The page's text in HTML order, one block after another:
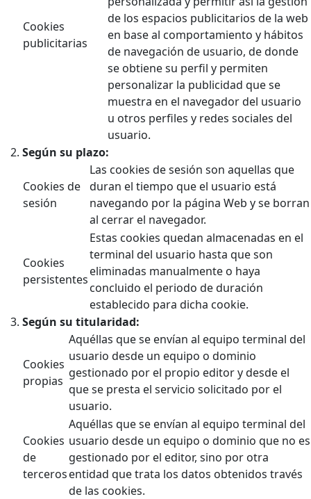
Cookies
publicitarias
de los espacios publicitarios de la web
en base al comportamiento y hábitos
de navegación de usuario, de donde
se obtiene su perfil y permiten
personalizar la publicidad que se
muestra en el navegador del usuario
u otros perfiles y redes sociales del
usuario.
Según su plazo:
Cookies de
sesión
Las cookies de sesión son aquellas que
duran el tiempo que el usuario está
navegando por la página Web y se borran
al cerrar el navegador.
Cookies
persistentes
Estas cookies quedan almacenadas en el
terminal del usuario hasta que son
eliminadas manualmente o haya
concluido el periodo de duración
establecido para dicha cookie.
Según su titularidad:
Cookies
propias
Aquéllas que se envían al equipo terminal del
usuario desde un equipo o dominio
gestionado por el propio editor y desde el
que se presta el servicio solicitado por el
usuario.
Cookies
de
terceros
Aquéllas que se envían al equipo terminal del
usuario desde un equipo o dominio que no es
gestionado por el editor, sino por otra
entidad que trata los datos obtenidos través
de las cookies.